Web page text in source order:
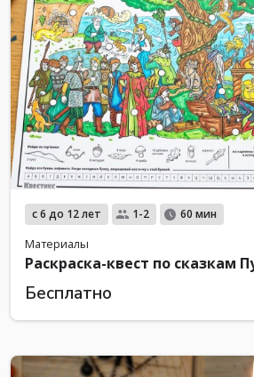
с 6 до 12 лет 1-2 60 мин
Материалы
Раскраска-квест по сказкам
Бесплатно